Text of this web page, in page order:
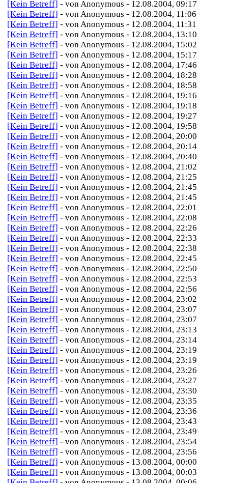
[Kein Betreff] - von Anonymous - 12.08.2004, 09:17
[Kein Betreff] - von Anonymous - 12.08.2004, 11:06
[Kein Betreff] - von Anonymous - 12.08.2004, 11:31
[Kein Betreff] - von Anonymous - 12.08.2004, 13:10
[Kein Betreff] - von Anonymous - 12.08.2004, 15:02
[Kein Betreff] - von Anonymous - 12.08.2004, 15:17
[Kein Betreff] - von Anonymous - 12.08.2004, 17:46
[Kein Betreff] - von Anonymous - 12.08.2004, 18:28
[Kein Betreff] - von Anonymous - 12.08.2004, 18:58
[Kein Betreff] - von Anonymous - 12.08.2004, 19:16
[Kein Betreff] - von Anonymous - 12.08.2004, 19:18
[Kein Betreff] - von Anonymous - 12.08.2004, 19:27
[Kein Betreff] - von Anonymous - 12.08.2004, 19:58
[Kein Betreff] - von Anonymous - 12.08.2004, 20:00
[Kein Betreff] - von Anonymous - 12.08.2004, 20:14
[Kein Betreff] - von Anonymous - 12.08.2004, 20:40
[Kein Betreff] - von Anonymous - 12.08.2004, 21:02
[Kein Betreff] - von Anonymous - 12.08.2004, 21:25
[Kein Betreff] - von Anonymous - 12.08.2004, 21:45
[Kein Betreff] - von Anonymous - 12.08.2004, 21:45
[Kein Betreff] - von Anonymous - 12.08.2004, 22:01
[Kein Betreff] - von Anonymous - 12.08.2004, 22:08
[Kein Betreff] - von Anonymous - 12.08.2004, 22:26
[Kein Betreff] - von Anonymous - 12.08.2004, 22:33
[Kein Betreff] - von Anonymous - 12.08.2004, 22:38
[Kein Betreff] - von Anonymous - 12.08.2004, 22:45
[Kein Betreff] - von Anonymous - 12.08.2004, 22:50
[Kein Betreff] - von Anonymous - 12.08.2004, 22:53
[Kein Betreff] - von Anonymous - 12.08.2004, 22:56
[Kein Betreff] - von Anonymous - 12.08.2004, 23:02
[Kein Betreff] - von Anonymous - 12.08.2004, 23:07
[Kein Betreff] - von Anonymous - 12.08.2004, 23:07
[Kein Betreff] - von Anonymous - 12.08.2004, 23:13
[Kein Betreff] - von Anonymous - 12.08.2004, 23:14
[Kein Betreff] - von Anonymous - 12.08.2004, 23:19
[Kein Betreff] - von Anonymous - 12.08.2004, 23:19
[Kein Betreff] - von Anonymous - 12.08.2004, 23:26
[Kein Betreff] - von Anonymous - 12.08.2004, 23:27
[Kein Betreff] - von Anonymous - 12.08.2004, 23:30
[Kein Betreff] - von Anonymous - 12.08.2004, 23:35
[Kein Betreff] - von Anonymous - 12.08.2004, 23:36
[Kein Betreff] - von Anonymous - 12.08.2004, 23:43
[Kein Betreff] - von Anonymous - 12.08.2004, 23:49
[Kein Betreff] - von Anonymous - 12.08.2004, 23:54
[Kein Betreff] - von Anonymous - 12.08.2004, 23:56
[Kein Betreff] - von Anonymous - 13.08.2004, 00:00
[Kein Betreff] - von Anonymous - 13.08.2004, 00:03